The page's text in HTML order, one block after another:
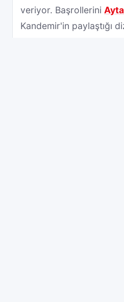
veriyor. Başrollerini
Kandemir'in paylaştığı